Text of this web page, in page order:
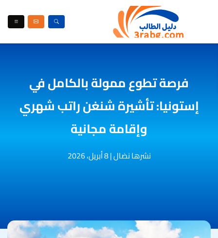
فرصة تطوع ممولة بالكامل في
إستونيا: تأشيرة شنغن راتب شهري
وإقامة مجانية
نشرها نضال|8 أبريل، 2026